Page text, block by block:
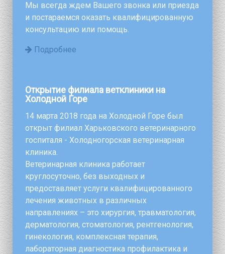
Мы всегда ждем Вашего звонка или приезда
и постараемся оказать квалифицированную
консультацию или помощь.
Подробнее
Открытие филиала ветклиники на
Холодной Горе
14 марта 2018 года на Холодной Горе был
открыт филиал Харьковского ветеринарного
госпиталя - Холодногорская ветеринарная
клиника.
Ветеринарная клиника работает
круглосуточно, без выходных и
предоставляет услуги квалифицированного
лечения животных в различных
направлениях – это хирургия, травматология,
дерматология, стоматология, рентгенология,
гинекология, комплексная терапия,
лабораторная диагностика профилактика и